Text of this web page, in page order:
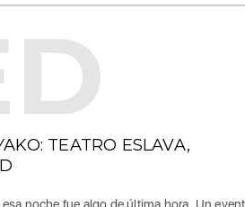
TEATRO ESLAVA,